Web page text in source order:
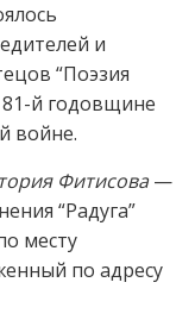
и
“Поэзия
й годовщине
войне.
Фитисова—
“Радуга”
месту
по адресу